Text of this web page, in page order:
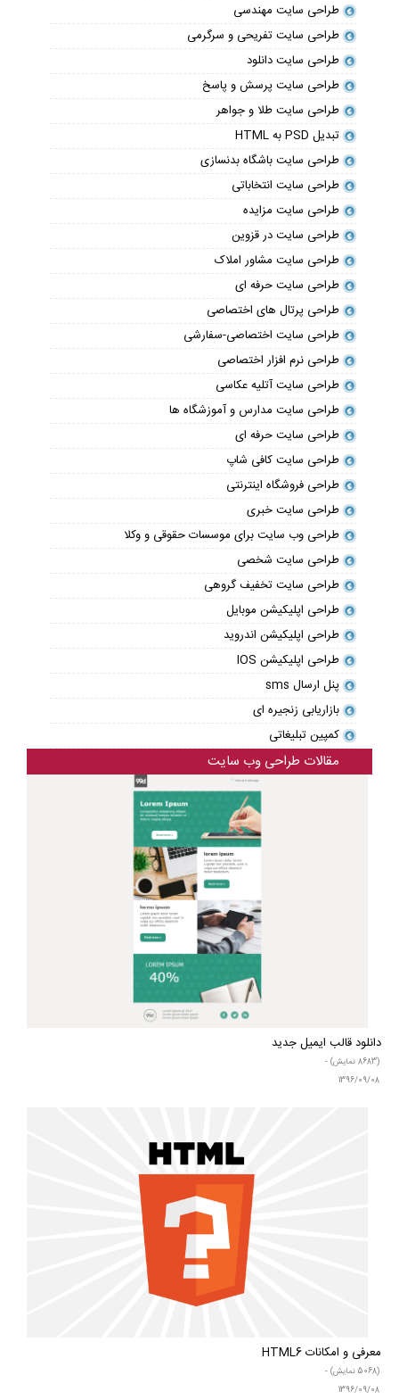
طراحی سایت مهندسی
طراحی سایت تفریحی و سرگرمی
طراحی سایت دانلود
طراحی سایت پرسش و پاسخ
طراحی سایت طلا و جواهر
تبدیل PSD به HTML
طراحی سایت باشگاه بدنسازی
طراحی سایت انتخاباتی
طراحی سایت مزایده
طراحی سایت در قزوین
طراحی سایت مشاور املاک
طراحی سایت حرفه ای
طراحی پرتال های اختصاصی
طراحی سایت اختصاصی-سفارشی
طراحی نرم افزار اختصاصی
طراحی سایت آتلیه عکاسی
طراحی سایت مدارس و آموزشگاه ها
طراحی سایت حرفه ای
طراحی سایت کافی شاپ
طراحی فروشگاه اینترنتی
طراحی سایت خبری
طراحی وب سایت برای موسسات حقوقی و وکلا
طراحی سایت شخصی
طراحی سایت تخفیف گروهی
طراحی اپلیکیشن موبایل
طراحی اپلیکیشن اندروید
طراحی اپلیکیشن IOS
پنل ارسال sms
بازاریابی زنجیره ای
کمپین تبلیغاتی
مقالات طراحی وب سایت
دانلود قالب ایمیل جدید
(8683 نمایش) -
1396/09/08
معرفی و امکانات HTML6
(5068 نمایش) -
1396/09/08